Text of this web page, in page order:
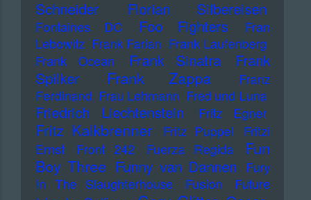
Schneider
Florian Silbereisen
Fontaines DC Foo Fighters
Fran
Lebowitz Frank Farian Frank Laufenberg
Frank Ocean
Frank Sinatra
Frank
Spilker
Frank Zappa
Franz
Ferdinand Frau Lehmann Fred und Luna
Friedrich Liechtenstein Fritz Egner
Fritz Kalkbrenner Fritz Puppel
Fritzi
Ernst
Front 242 Fuerza Regida
Fun
Boy Three Funny van Dannen Fury
In The Slaughterhouse
Fusion
Future